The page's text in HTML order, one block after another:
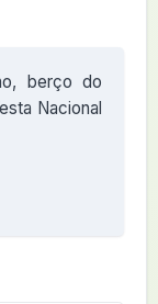
berço do
Nacional